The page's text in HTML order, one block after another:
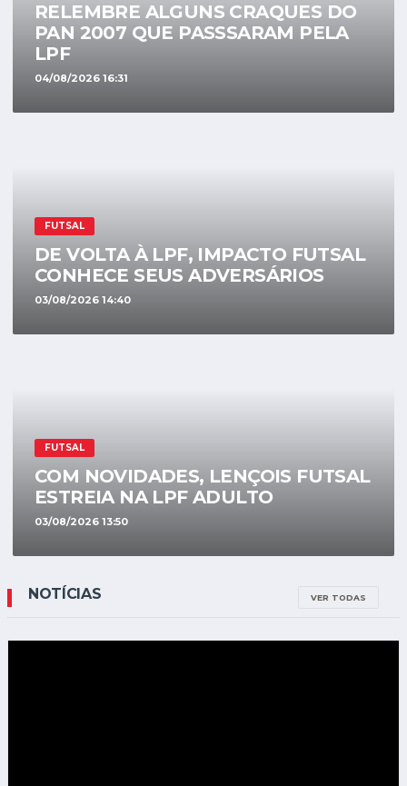
RELEMBRE ALGUNS CRAQUES DO
PAN 2007 QUE PASSSARAM PELA
LPF
04/08/2026 16:31
FUTSAL
DE VOLTA À LPF, IMPACTO FUTSAL
CONHECE SEUS ADVERSÁRIOS
03/08/2026 14:40
FUTSAL
COM NOVIDADES, LENÇOIS FUTSAL
ESTREIA NA LPF ADULTO
03/08/2026 13:50
NOTÍCIAS VER TODAS